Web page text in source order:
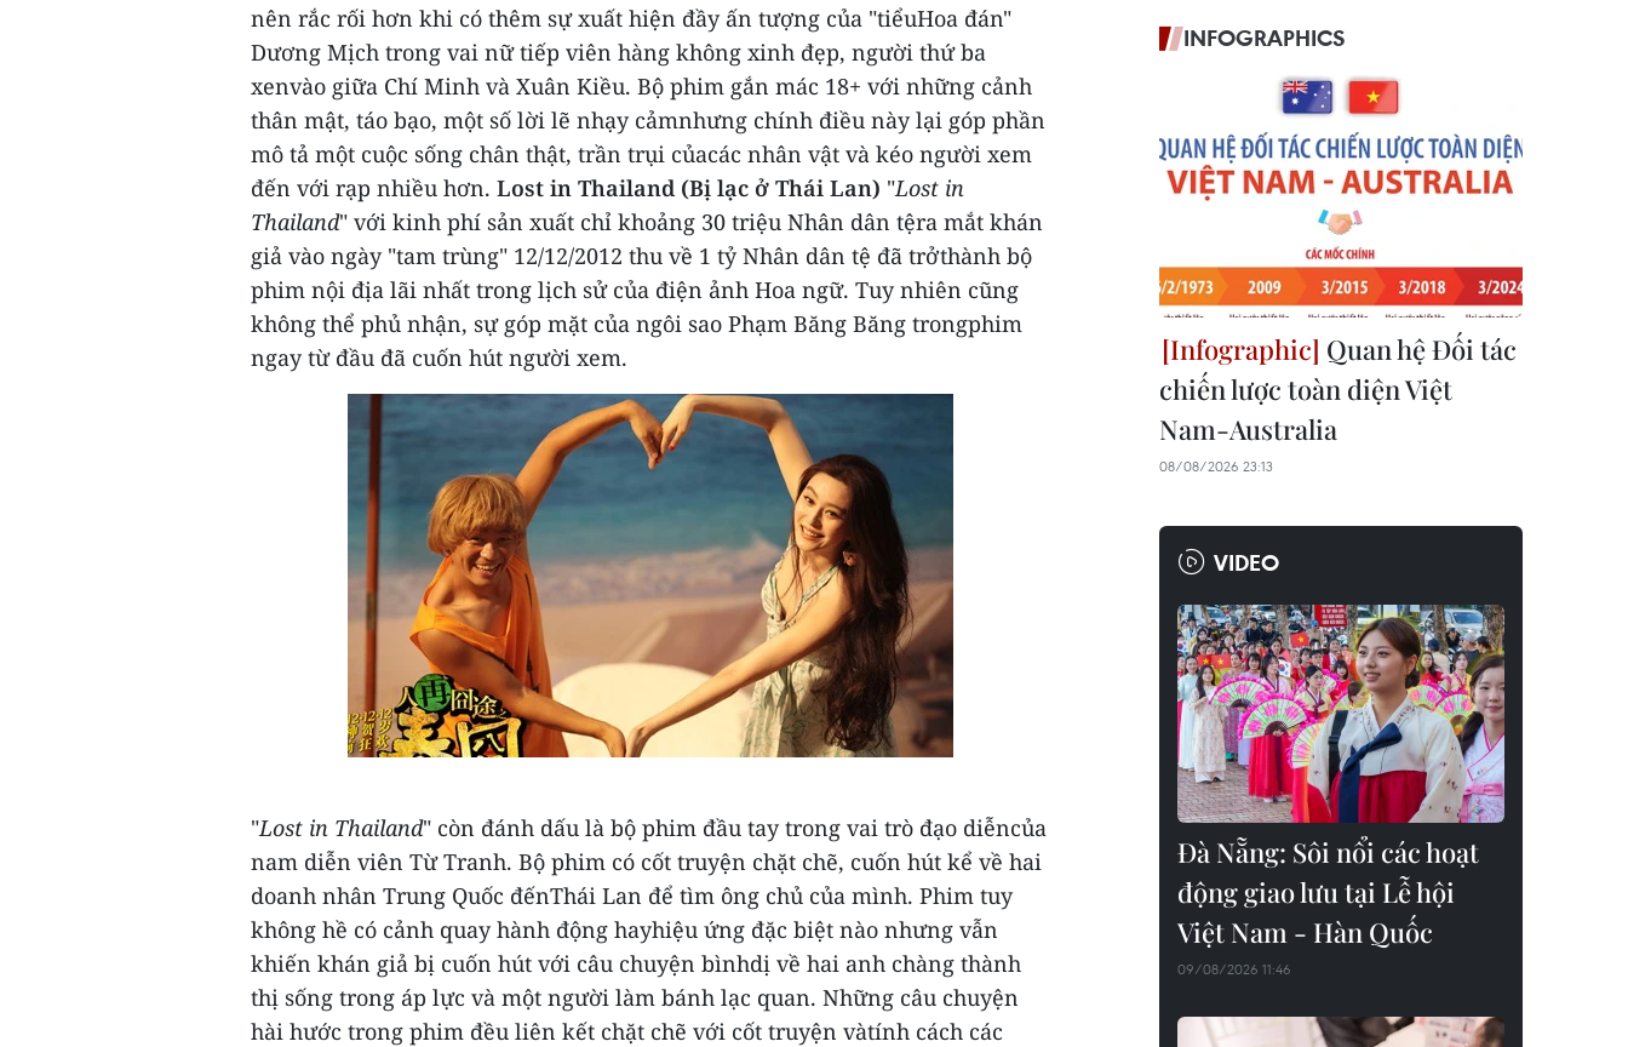
nên rắc rối hơn khi có thêm sự xuất hiện đầy ấn tượng của "tiểuHoa đán"
Dương Mịch trong vai nữ tiếp viên hàng không xinh đẹp, người thứ ba
xenvào giữa Chí Minh và Xuân Kiều. Bộ phim gắn mác 18+ với những cảnh
thân mật, táo bạo, một số lời lẽ nhạy cảmnhưng chính điều này lại góp phần
mô tả một cuộc sống chân thật, trần trụi củacác nhân vật và kéo người xem
đến với rạp nhiều hơn. Lost in Thailand (Bị lạc ở Thái Lan) "Lost in
Thailand" với kinh phí sản xuất chỉ khoảng 30 triệu Nhân dân tệra mắt khán
giả vào ngày "tam trùng" 12/12/2012 thu về 1 tỷ Nhân dân tệ đã trởthành bộ
phim nội địa lãi nhất trong lịch sử của điện ảnh Hoa ngữ. Tuy nhiên cũng
không thể phủ nhận, sự góp mặt của ngôi sao Phạm Băng Băng trongphim
ngay từ đầu đã cuốn hút người xem.
"Lost in Thailand" còn đánh dấu là bộ phim đầu tay trong vai trò đạo diễncủa
nam diễn viên Từ Tranh. Bộ phim có cốt truyện chặt chẽ, cuốn hút kể về hai
doanh nhân Trung Quốc đếnThái Lan để tìm ông chủ của mình. Phim tuy
không hề có cảnh quay hành động hayhiệu ứng đặc biệt nào nhưng vẫn
khiến khán giả bị cuốn hút với câu chuyện bìnhdị về hai anh chàng thành
thị sống trong áp lực và một người làm bánh lạc quan. Những câu chuyện
hài hước trong phim đều liên kết chặt chẽ với cốt truyện vàtính cách các
INFOGRAPHICS
Quan hệ Đối tác
chiến lược toàn diện Việt
Nam-Australia
08/08/2026 23:13
VIDEO
Đà Nẵng: Sôi nổi các hoạt
động giao lưu tại Lễ hội
Việt Nam - Hàn Quốc
09/08/2026 11:46